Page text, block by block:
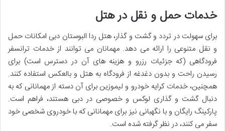
خدمات حمل و نقل در هتل
برای سهولت در تردد و گشت و گذار، هتل ردا البوستان دبی امکانات حمل
و نقل متنوعی را ارائه می دهد. مهمانان می توانند از خدمات ترانسفر
فرودگاهی (که جزئیات رزرو و هزینه های آن در دسترس است) برای
رسیدن راحت و بدون دغدغه از فرودگاه به هتل و بالعکس استفاده کنند.
همچنین، خدمات کرایه خودرو و لیموزین برای آن دسته از مهمانانی که به
دنبال گشت و گذاری لوکس و خصوصی در دبی هستند، فراهم است.
پارکینگ رایگان و با نگهبانی نیز برای مهمانانی که با خودروی شخصی خود
سفر می کنند، در نظر گرفته شده است.